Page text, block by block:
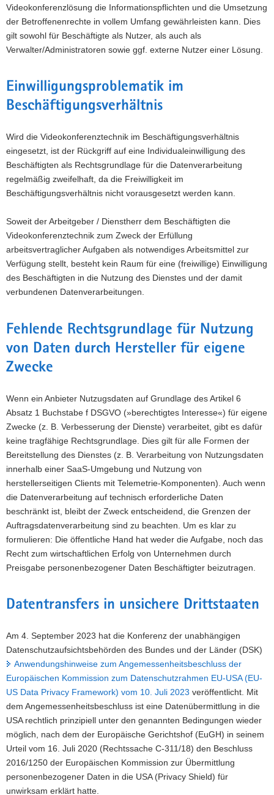
Videokonferenzlösung die Informationspflichten und die Umsetzung
der Betroffenenrechte in vollem Umfang gewährleisten kann. Dies
gilt sowohl für Beschäftigte als Nutzer, als auch als
Verwalter/Administratoren sowie ggf. externe Nutzer einer Lösung.
Einwilligungsproblematik im
Beschäftigungsverhältnis
Wird die Videokonferenztechnik im Beschäftigungsverhältnis
eingesetzt, ist der Rückgriff auf eine Individualeinwilligung des
Beschäftigten als Rechtsgrundlage für die Datenverarbeitung
regelmäßig zweifelhaft, da die Freiwilligkeit im
Beschäftigungsverhältnis nicht vorausgesetzt werden kann.
Soweit der Arbeitgeber / Dienstherr dem Beschäftigten die
Videokonferenztechnik zum Zweck der Erfüllung
arbeitsvertraglicher Aufgaben als notwendiges Arbeitsmittel zur
Verfügung stellt, besteht kein Raum für eine (freiwillige) Einwilligung
des Beschäftigten in die Nutzung des Dienstes und der damit
verbundenen Datenverarbeitungen.
Fehlende Rechtsgrundlage für Nutzung
von Daten durch Hersteller für eigene
Zwecke
Wenn ein Anbieter Nutzugsdaten auf Grundlage des Artikel 6
Absatz 1 Buchstabe f DSGVO (»berechtigtes Interesse«) für eigene
Zwecke (z. B. Verbesserung der Dienste) verarbeitet, gibt es dafür
keine tragfähige Rechtsgrundlage. Dies gilt für alle Formen der
Bereitstellung des Dienstes (z. B. Verarbeitung von Nutzungsdaten
innerhalb einer SaaS-Umgebung und Nutzung von
herstellerseitigen Clients mit Telemetrie-Komponenten). Auch wenn
die Datenverarbeitung auf technisch erforderliche Daten
beschränkt ist, bleibt der Zweck entscheidend, die Grenzen der
Auftragsdatenverarbeitung sind zu beachten. Um es klar zu
formulieren: Die öffentliche Hand hat weder die Aufgabe, noch das
Recht zum wirtschaftlichen Erfolg von Unternehmen durch
Preisgabe personenbezogener Daten Beschäftigter beizutragen.
Datentransfers in unsichere Drittstaaten
Am 4. September 2023 hat die Konferenz der unabhängigen
Datenschutzaufsichtsbehörden des Bundes und der Länder (DSK)
Anwendungshinweise zum Angemessenheitsbeschluss der
Europäischen Kommission zum Datenschutzrahmen EU‐USA (EU‐
US Data Privacy Framework) vom 10. Juli 2023 veröffentlicht. Mit
dem Angemessenheitsbeschluss ist eine Datenübermittlung in die
USA rechtlich prinzipiell unter den genannten Bedingungen wieder
möglich, nach dem der Europäische Gerichtshof (EuGH) in seinem
Urteil vom 16. Juli 2020 (Rechtssache C-311/18) den Beschluss
2016/1250 der Europäischen Kommission zur Übermittlung
personenbezogener Daten in die USA (Privacy Shield) für
unwirksam erklärt hatte.